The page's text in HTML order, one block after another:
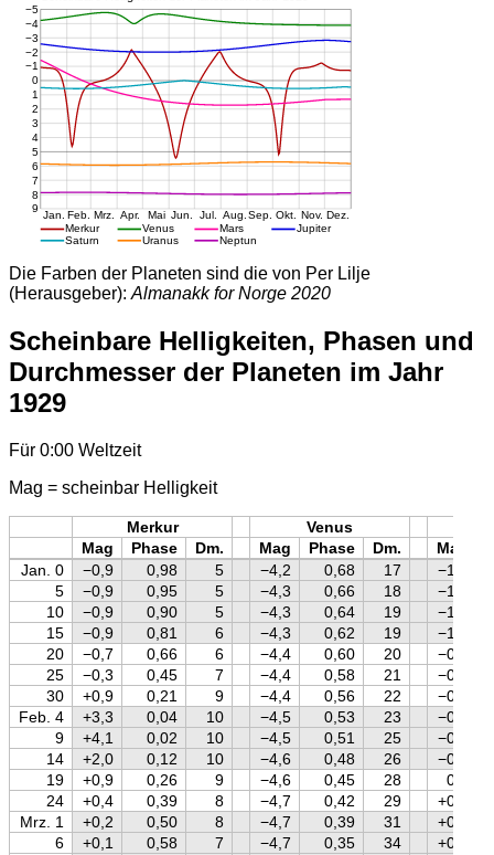
Die Farben der Planeten sind die von Per Lilje
(Herausgeber): Almanakk for Norge 2020
Scheinbare Helligkeiten, Phasen und
Durchmesser der Planeten im Jahr
1929
Für 0:00 Weltzeit
Mag = scheinbar Helligkeit
Merkur Venus
Mag
Phase Dm. Mag Phase Dm. Mag
Jan. 0
−0,9 0,98 5 −4,2 0,68 17
−1,5
5
−0,9 0,95 5 −4,3 0,66 18
−1,3
10
−0,9 0,90 5 −4,3 0,64 19
−1,2
15
−0,9 0,81 6 −4,3 0,62 19
−1,0
20
−0,7 0,66 6 −4,4 0,60 20
−0,9
25
−0,3 0,45 7 −4,4 0,58 21
−0,7
30
+0,9 0,21 9 −4,4 0,56 22
−0,6
Feb. 4
+3,3 0,04 10 −4,5 0,53 23
−0,4
9
+4,1 0,02 10 −4,5 0,51 25
−0,3
14
+2,0 0,12 10 −4,6 0,48 26
−0,1
19
+0,9 0,26 9 −4,6 0,45 28
0,0
24
+0,4 0,39 8 −4,7 0,42 29
+0,1
Mrz. 1
+0,2 0,50 8 −4,7 0,39 31
+0,2
6
+0,1 0,58 7 −4,7 0,35 34
+0,3